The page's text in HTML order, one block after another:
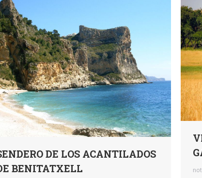
DE LOS ACANTILADOS
BENITATXELL